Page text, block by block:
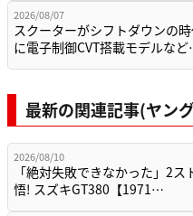
2026/08/07
スクーターがシフトダウンの
に電子制御CVT搭載モデルな
最新の関連記事(ヤン
2026/08/10
「絶対失敗できなかった」2
悟! スズキGT380【1971…